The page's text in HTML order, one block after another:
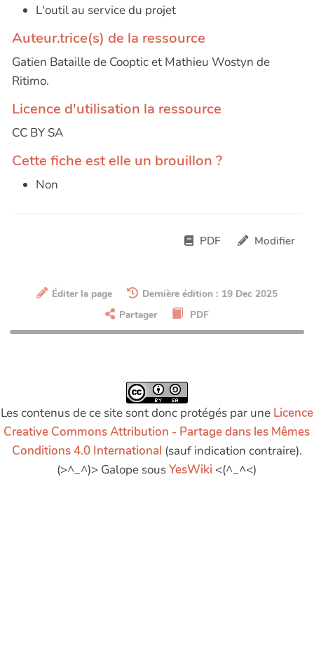
L'outil au service du projet
Auteur.trice(s) de la ressource
Gatien Bataille de Cooptic et Mathieu Wostyn de
Ritimo.
Licence d'utilisation la ressource
CC BY SA
Cette fiche est elle un brouillon ?
Non
PDF Modifier
Éditer la page
Dernière édition : 19 Dec 2025
Partager
PDF
Les contenus de ce site sont donc protégés par une Licence
Creative Commons Attribution - Partage dans les Mêmes
Conditions 4.0 International (sauf indication contraire).
(>^_^)> Galope sousYesWiki <(^_^<)